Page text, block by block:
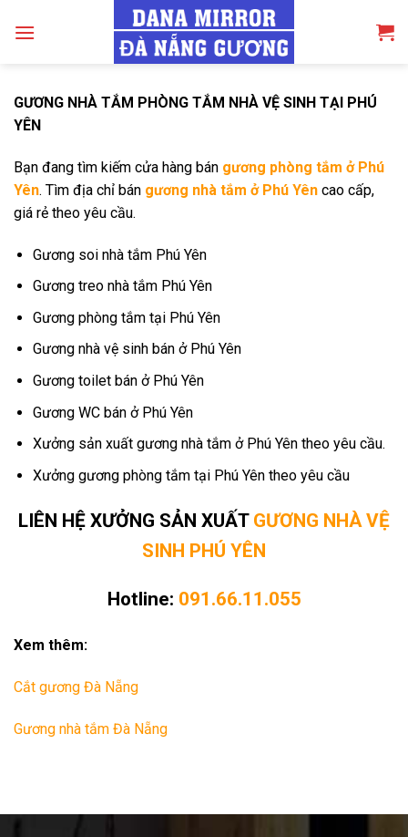
GƯƠNG NHÀ TẮM PHÒNG TẮM NHÀ VỆ SINH TẠI PHÚ
YÊN
Bạn đang tìm kiếm cửa hàng bán gương phòng tắm ở Phú
Yên. Tìm địa chỉ bán gương nhà tắm ở Phú Yên cao cấp,
giá rẻ theo yêu cầu.
Gương soi nhà tắm Phú Yên
Gương treo nhà tắm Phú Yên
Gương phòng tắm tại Phú Yên
Gương nhà vệ sinh bán ở Phú Yên
Gương toilet bán ở Phú Yên
Gương WC bán ở Phú Yên
Xưởng sản xuất gương nhà tắm ở Phú Yên theo yêu cầu.
Xưởng gương phòng tắm tại Phú Yên theo yêu cầu
LIÊN HỆ XƯỞNG SẢN XUẤT GƯƠNG NHÀ VỆ
SINH PHÚ YÊN
Hotline: 091.66.11.055
Xem thêm:
Cắt gương Đà Nẵng
Gương nhà tắm Đà Nẵng